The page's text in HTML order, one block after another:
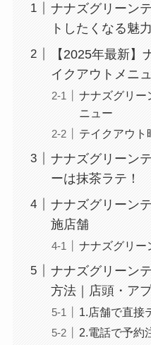
ナナズグリーン
トしたくなる魅力
【2025年最新】
イクアウトメニ
ナナズグリー
ニュー
テイクアウト
ナナズグリーン
ーは抹茶ラテ！
ナナズグリーン
施店舗
ナナズグリー
ナナズグリーン
方法｜店頭・ア
1.店舗で直接
2.電話で予約